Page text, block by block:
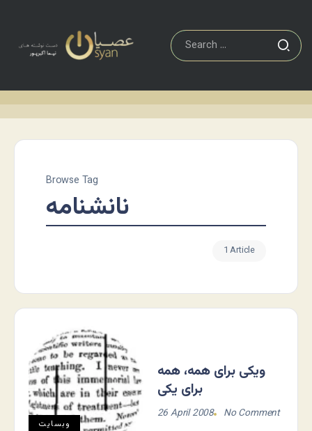
Browse Tag
نانشنامه
1 Article
وبسایت
ویکی برای همه، همه
برای یکی
26 April 2008 No Comment